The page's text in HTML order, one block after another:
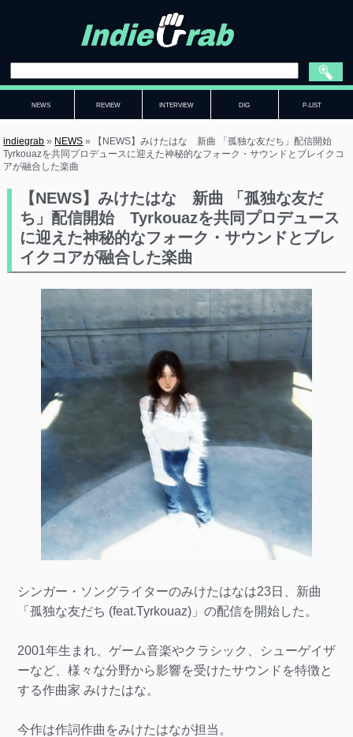
NEWS REVIEW INTERVIEW DIG P-LIST
indiegrab » NEWS »
【NEWS】みけたはな 新曲 「孤独な友だち」配信開始
Tyrkouazを共同プロデュースに迎えた神秘的なフォーク・サウンドとブレイクコ
アが融合した楽曲
【NEWS】みけたはな 新曲 「孤独な友だ
ち」配信開始 Tyrkouazを共同プロデュース
に迎えた神秘的なフォーク・サウンドとブレ
イクコアが融合した楽曲
シンガー・ソングライターのみけたはなは23日、新曲
「孤独な友だち (feat.Tyrkouaz)」の配信を開始した。
2001年生まれ、ゲーム音楽やクラシック、シューゲイザ
ーなど、様々な分野から影響を受けたサウンドを特徴と
する作曲家 みけたはな。
今作は作詞作曲をみけたはなが担当。